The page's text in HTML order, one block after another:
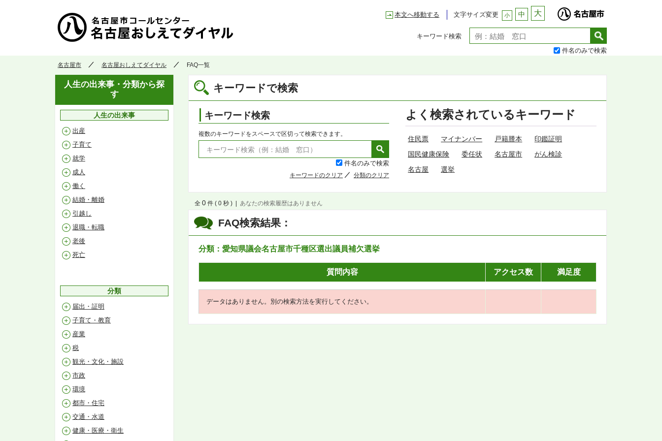
本文へ移動する 文字サイズ変更 小 中 大
キーワード検索
件名のみで検索
名古屋市 名古屋おしえてダイヤル FAQ一覧
キーワードで検索
キーワード検索
複数のキーワードをスペースで区切って検索できます。
件名のみで検索
キーワードのクリア 分類のクリア
よく検索されているキーワード
住民票 マイナンバー 戸籍謄本
印鑑証明
国民健康保険
委任状 名古屋市
がん検診
名古屋
選挙
FAQ検索結果：
分類：愛知県議会名古屋市千種区選出議員補欠選挙
全 0 件 ( 0 秒 ) あなたの検索履歴はありません
質問内容 アクセス数 満足度
データはありません。別の検索方法を実行してください。
人生の出来事・分類から探
す
人生の出来事
出産
子育て
就学
成人
働く
結婚・離婚
引越し
退職・転職
老後
死亡
分類
届出・証明
子育て・教育
産業
税
観光・文化・施設
市政
環境
都市・住宅
交通・水道
健康・医療・衛生